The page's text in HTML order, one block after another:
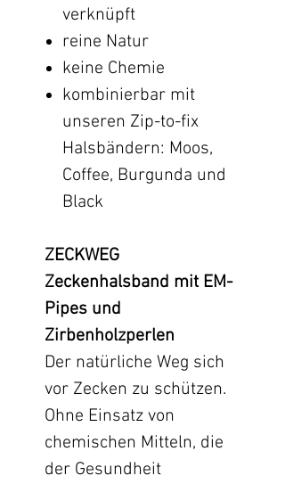
verknüpft
reine Natur
keine Chemie
kombinierbar mit
unseren Zip-to-fix
Halsbändern: Moos,
Coffee, Burgunda und
Black
ZECKWEG
Zeckenhalsband mit EM-
Pipes und
Zirbenholzperlen
Der natürliche Weg sich
vor Zecken zu schützen.
Ohne Einsatz von
chemischen Mitteln, die
der Gesundheit